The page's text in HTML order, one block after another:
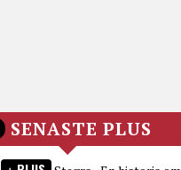
SENASTE PLUS